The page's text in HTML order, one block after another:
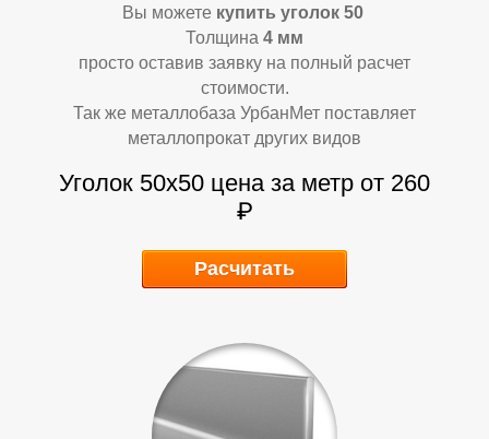
Т
Вы можете купить уголок 50
Толщина 4 мм
просто оставив заявку на полный расчет
стоимости.
Так же металлобаза УрбанМет поставляет
металлопрокат других видов
Уголок 50х50 цена за метр от 260
₽
Расчитать
Т